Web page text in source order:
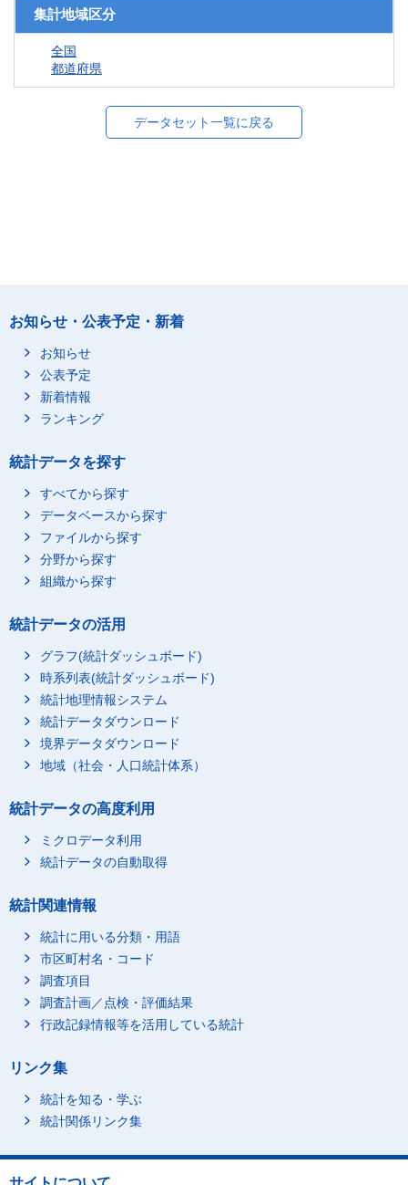
集計地域区分
全国
都道府県
データセット一覧に戻る
お知らせ・公表予定・新着
お知らせ
公表予定
新着情報
ランキング
統計データを探す
すべてから探す
データベースから探す
ファイルから探す
分野から探す
組織から探す
統計データの活用
グラフ(統計ダッシュボード)
時系列表(統計ダッシュボード)
統計地理情報システム
統計データダウンロード
境界データダウンロード
地域（社会・人口統計体系）
統計データの高度利用
ミクロデータ利用
統計データの自動取得
統計関連情報
統計に用いる分類・用語
市区町村名・コード
調査項目
調査計画／点検・評価結果
行政記録情報等を活用している統計
リンク集
統計を知る・学ぶ
統計関係リンク集